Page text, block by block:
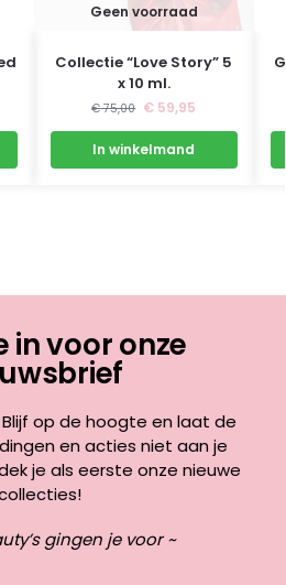
Geen voorraad
Collectie “Love Story” 5
x 10 ml.
€75,00 € 59,95
In winkelmand
in voor onze
op de hoogte en laat de
en acties niet aan je
je als eerste onze nieuwe
gingen je voor ~